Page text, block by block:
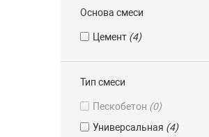
Для устранения дефектов
(2)
Основа смеси
Цемент (4)
Тип смеси
Пескобетон (0)
Универсальная (4)